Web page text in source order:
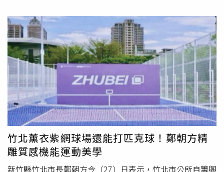
竹北薰衣紫網球場還能打匹克球！鄭朝方精
雕質感機能運動美學
新竹縣竹北市長鄭朝方今（27）日表示，竹北市公所自籌興